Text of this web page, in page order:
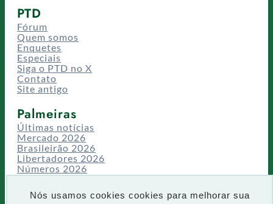
Nós usamos cookies cookies para melhorar sua
PTD
Fórum
Quem somos
Enquetes
Especiais
Siga o PTD no X
Contato
Site antigo
Palmeiras
Últimas notícias
Mercado 2026
Brasileirão 2026
Libertadores 2026
Números 2026
Campeonatos
CT/Centro de Excelência